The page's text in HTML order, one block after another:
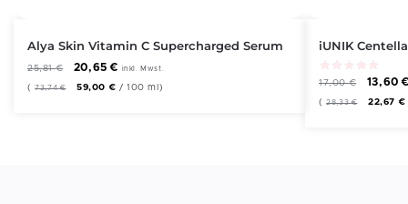
Alya Skin Vitamin C Supercharged Serum
25,81€ 20,65€ inkl. Mwst.
(73,74€ 59,00€ /100 ml )
iUNIK
17,00€ 13,60
(28,33€ 22,67€